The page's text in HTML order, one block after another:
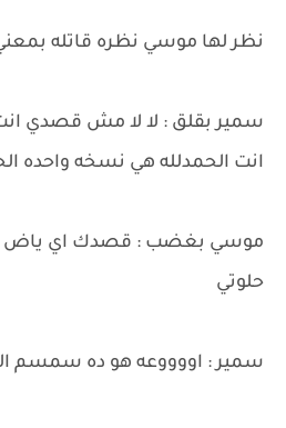
نظر لها موسي نظره قاتله
سمير بقلق : لا لا مش قصدي
انت الحمدلله هي نسخه واحده
موسي بغضب : قصدك اي ياض
حلوتي
سمير : اووووعه هو ده سمسم